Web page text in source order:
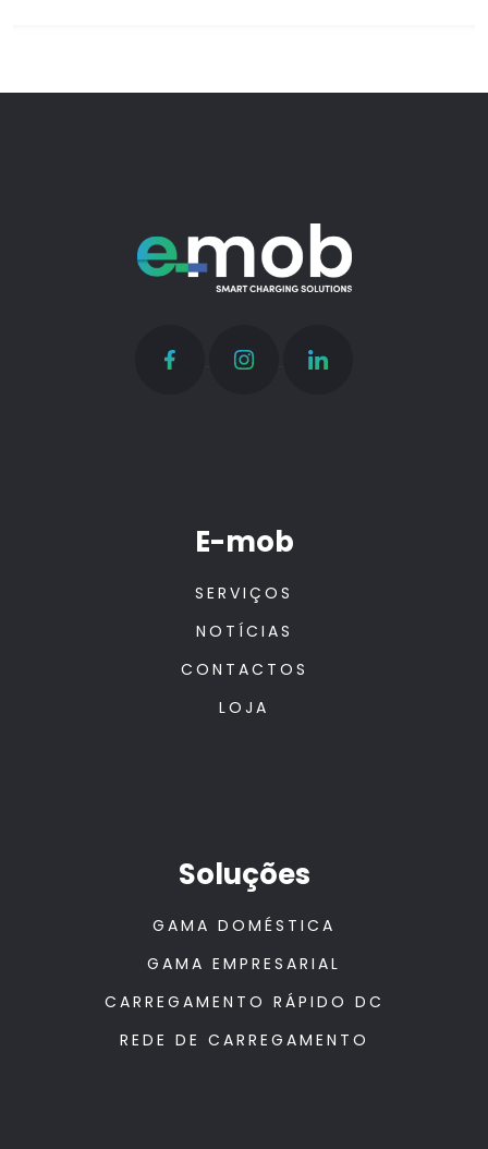
E-mob
SERVIÇOS
NOTÍCIAS
CONTACTOS
LOJA
Soluções
GAMA DOMÉSTICA
GAMA EMPRESARIAL
CARREGAMENTO RÁPIDO DC
REDE DE CARREGAMENTO